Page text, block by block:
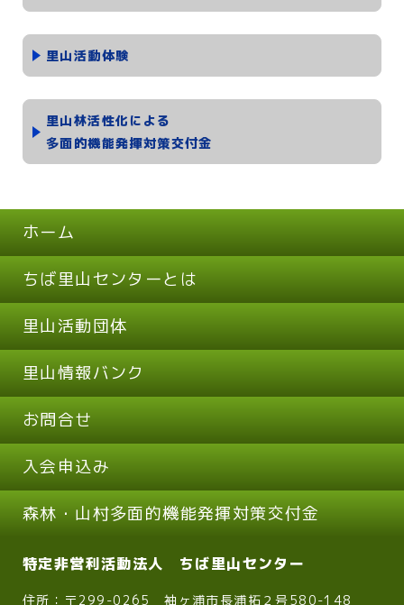
里山活動体験
里山林活性化による
多面的機能発揮対策交付金
ホーム
ちば里山センターとは
里山活動団体
里山情報バンク
お問合せ
入会申込み
森林・山村多面的機能発揮対策交付金
特定非営利活動法人 ちば里山センター
住所：〒299-0265 袖ヶ浦市長浦拓２号580-148